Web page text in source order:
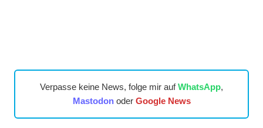
Verpasse keine News, folge mir aufWhatsApp,
Mastodonoder Google News